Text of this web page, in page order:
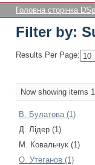
Головна сторінка
Filter by:
Results Per Page:
Now showing items
В. Булатова (1)
Д. Лідер (1)
М. Ковальчук (1)
О. Утеганов (1)